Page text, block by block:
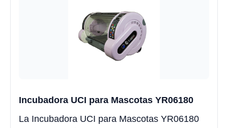
Incubadora UCI para Mascotas YR06180
La Incubadora UCI para Mascotas YR06180